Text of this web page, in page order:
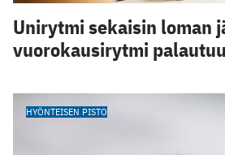
Unirytmi sekaisin loman
vuorokausirytmi palautuu
HYÖNTEISEN PISTO